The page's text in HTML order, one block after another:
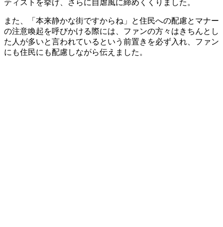
ティストを挙げ、さらに自虐風に締めくくりました。
また、「本来静かな街ですからね」と住民への配慮とマナー
の注意喚起を呼びかける際には、ファンの方々はきちんとし
た人が多いと言われているという前置きを必ず入れ、ファン
にも住民にも配慮しながら伝えました。